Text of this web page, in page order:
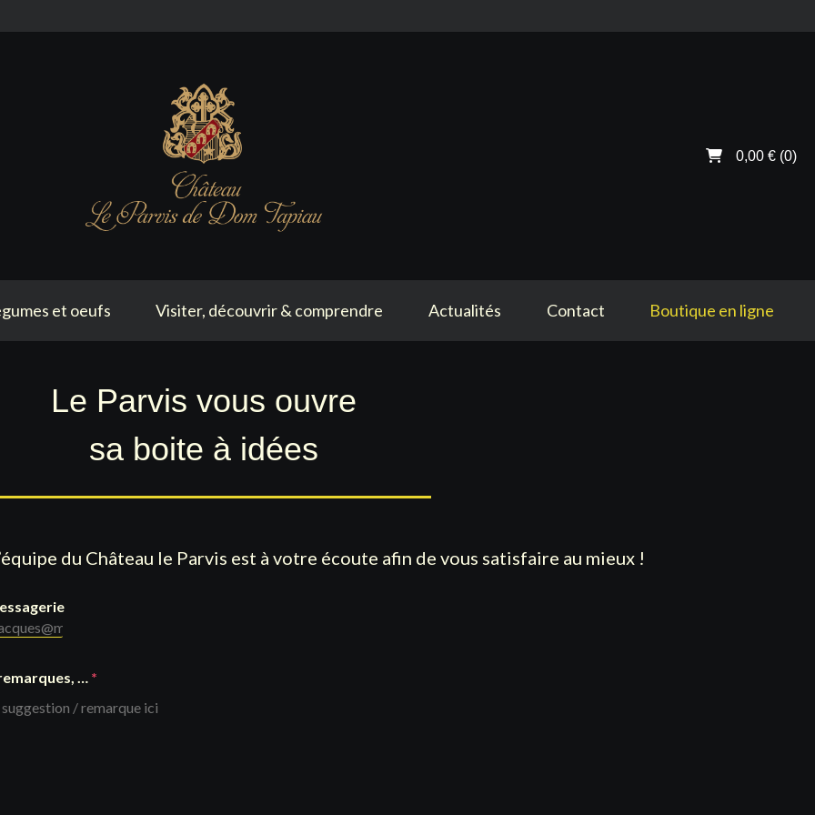
0,00 € (0)
et oeufs Visiter, découvrir & comprendre Actualités Contact Boutique en ligne
Le Parvis vous ouvre
sa boite à idées
du Château le Parvis est à votre écoute afin de vous satisfaire au mieux !
… *